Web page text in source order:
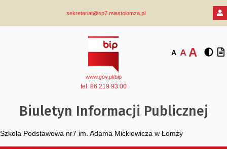
sekretariat@sp7.miastolomza.pl
A A A
www.gov.pl/bip
tel. 86 219 93 00
Biuletyn Informacji Publicznej
Szkoła Podstawowa nr7 im. Adama Mickiewicza w Łomży